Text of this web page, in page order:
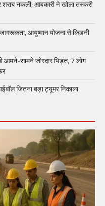
नकली; आबकारी ने खोला तस्करी
जागरूकता, आयुष्मान योजना से किडनी
आमने-सामने जोरदार भिड़ंत, 7 लोग
जितना बड़ा ट्यूमर निकाला